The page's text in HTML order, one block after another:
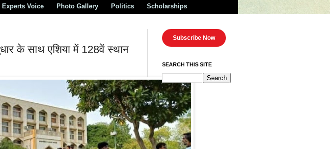
Experts Voice Photo Gallery Politics Scholarships
के साथ एशिया में 128वें स्थान
Subscribe Now
SEARCH THIS SITE